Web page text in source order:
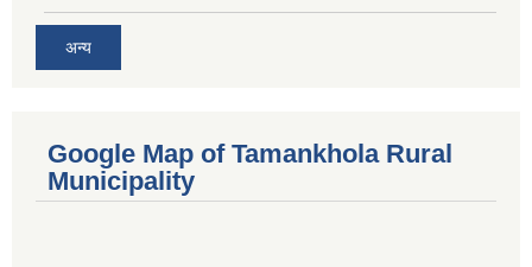
अन्य
Google Map of Tamankhola Rural
Municipality